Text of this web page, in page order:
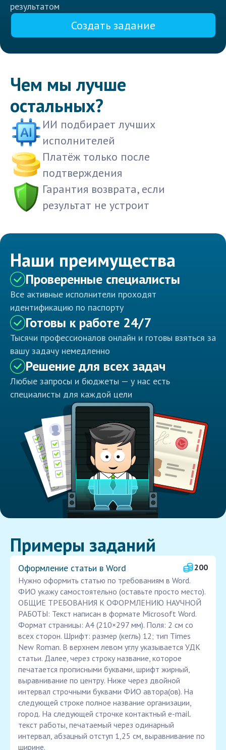
результатом
Создать задание
Чем мы лучше
остальных?
ИИ подбирает лучших
исполнителей
Платёж только после
подтверждения
Гарантия возврата, если
результат не устроит
Наши преимущества
Проверенные специалисты
Все активные исполнители проходят
идентификацию по паспорту
Готовы к работе 24/7
Тысячи профессионалов онлайн и готовы взяться за
вашу задачу немедленно
Решение для всех задач
Любые запросы и бюджеты — у нас есть
специалисты для каждой цели
Примеры заданий
Оформление статьи в Word
200
Нужно оформить статью по требованиям в Word.
ФИО укажу самостоятельно (оставьте просто место).
ОБЩИЕ ТРЕБОВАНИЯ К ОФОРМЛЕНИЮ НАУЧНОЙ
РАБОТЫ: Текст написан в формате Microsoft Word.
Формат страницы: А4 (210×297 мм). Поля: 2 см со
всех сторон. Шрифт: размер (кегль) 12; тип Times
New Roman. В верхнем левом углу указывается УДК
статьи. Далее, через строку название, которое
печатается прописными буквами, шрифт жирный,
выравнивание по центру. Ниже через двойной
интервал строчными буквами ФИО автора(ов). На
следующей строке полное название организации,
город. На следующей строчке контактный e-mail.
текст работы, печатаемый через одинарный
интервал, абзацный отступ 1,25 см, выравнивание по
ширине.